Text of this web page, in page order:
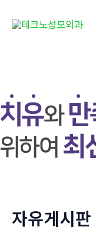
뛰
기
자유게시판